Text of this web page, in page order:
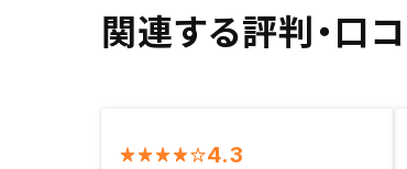
関連する評判・口
4.3